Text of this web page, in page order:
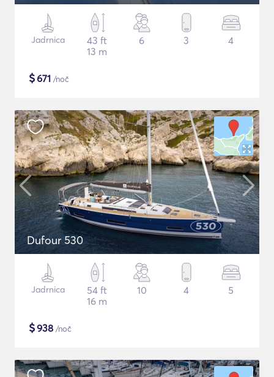
Jadrnica
43 ft
13 m
6 3 4
$671 /noč
Dufour 530
Jadrnica
54 ft
16 m
10 4 5
$938 /noč